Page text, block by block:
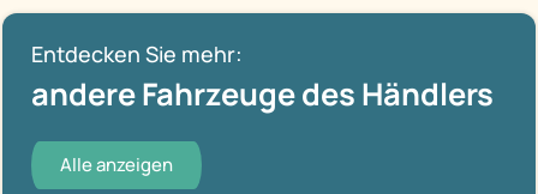
Entdecken Sie mehr:
andere Fahrzeuge des Händlers
Alle anzeigen